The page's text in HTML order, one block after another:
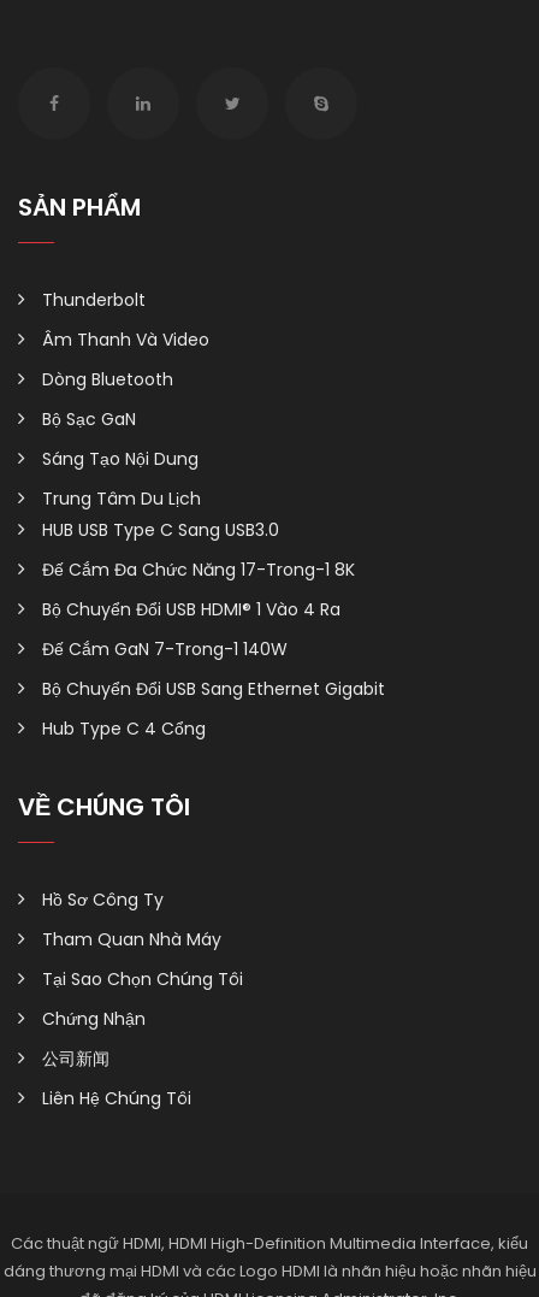
SẢN PHẨM
Thunderbolt
Âm Thanh Và Video
Dòng Bluetooth
Bộ Sạc GaN
Sáng Tạo Nội Dung
Trung Tâm Du Lịch
HUB USB Type C Sang USB3.0
Đế Cắm Đa Chức Năng 17-Trong-1 8K
Bộ Chuyển Đổi USB HDMI® 1 Vào 4 Ra
Đế Cắm GaN 7-Trong-1 140W
Bộ Chuyển Đổi USB Sang Ethernet Gigabit
Hub Type C 4 Cổng
VỀ CHÚNG TÔI
Hồ Sơ Công Ty
Tham Quan Nhà Máy
Tại Sao Chọn Chúng Tôi
Chứng Nhận
公司新闻
Liên Hệ Chúng Tôi
Các thuật ngữ HDMI, HDMI High-Definition Multimedia Interface, kiểu
dáng thương mại HDMI và các Logo HDMI là nhãn hiệu hoặc nhãn hiệu